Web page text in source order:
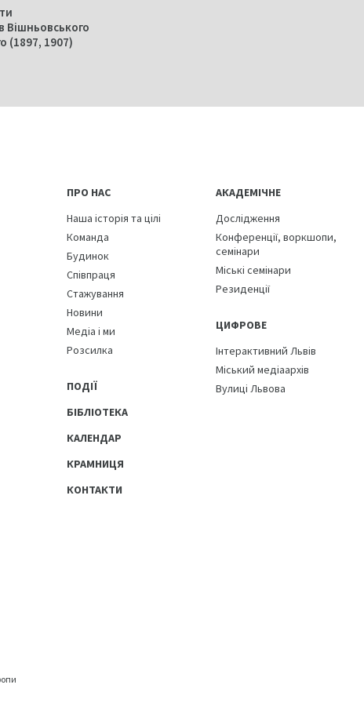
Вішньовського
(1897, 1907)
ПРО НАС
Наша історія та цілі
Команда
Будинок
Співпраця
Стажування
Новини
Медіа і ми
Розсилка
ПОДІЇ
БІБЛІОТЕКА
КАЛЕНДАР
КРАМНИЦЯ
КОНТАКТИ
АКАДЕМІЧНЕ
Дослідження
Конференції, воркшопи,
семінари
Міські семінари
Резиденції
ЦИФРОВЕ
Інтерактивний Львів
Міський медіаархів
Вулиці Львова